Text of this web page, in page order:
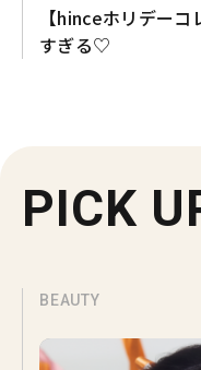
【hinceホリデー
すぎる♡
PICK
BEAUTY